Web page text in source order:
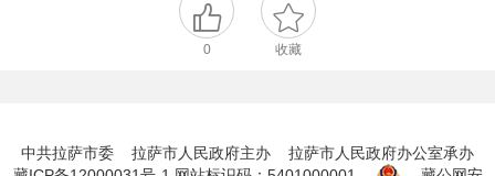
0 收藏
中共拉萨市委 拉萨市人民政府主办 拉萨市人民政府办公室承办